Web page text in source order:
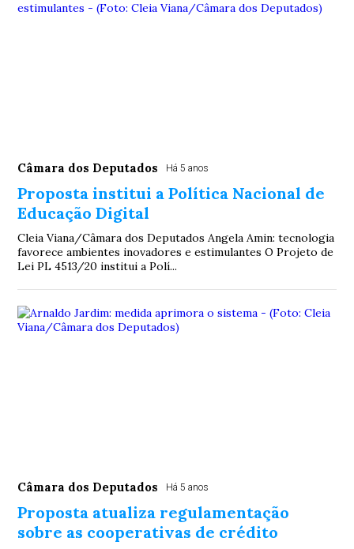
Câmara dos Deputados Há 5 anos
Proposta institui a Política Nacional de
Educação Digital
Cleia Viana/Câmara dos Deputados Angela Amin: tecnologia
favorece ambientes inovadores e estimulantes O Projeto de
Lei PL 4513/20 institui a Polí...
Câmara dos Deputados Há 5 anos
Proposta atualiza regulamentação
sobre as cooperativas de crédito